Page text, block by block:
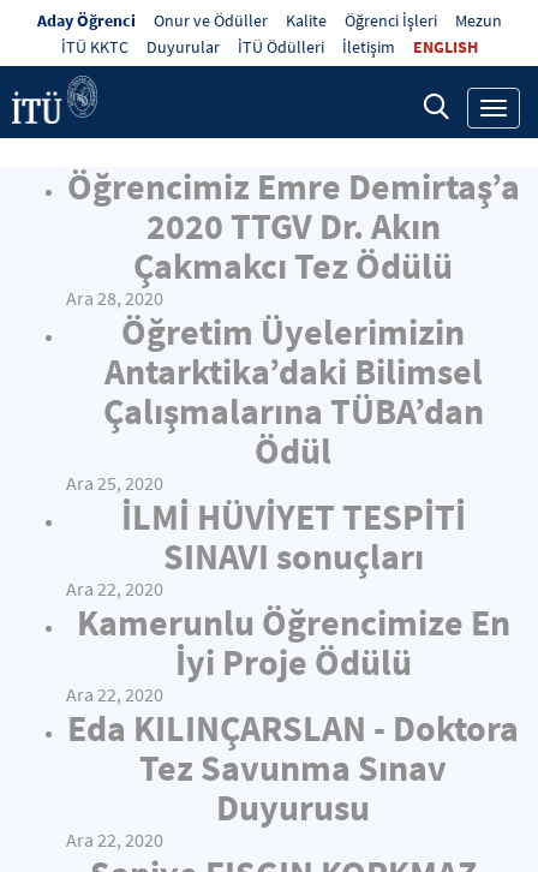
Aday Öğrenci Onur ve Ödüller Kalite Öğrenci İşleri
Mezun
İTÜ KKTC
Duyurular İTÜ Ödülleri İletişim ENGLISH
Öğrencimiz Emre Demirtaş’a
2020 TTGV Dr. Akın
Çakmakcı Tez Ödülü
Ara 28, 2020
Öğretim Üyelerimizin
Antarktika’daki Bilimsel
Çalışmalarına TÜBA’dan
Ödül
Ara 25, 2020
İLMİ HÜVİYET TESPİTİ
SINAVI sonuçları
Ara 22, 2020
Kamerunlu Öğrencimize En
İyi Proje Ödülü
Ara 22, 2020
Eda KILINÇARSLAN - Doktora
Tez Savunma Sınav
Duyurusu
Ara 22, 2020